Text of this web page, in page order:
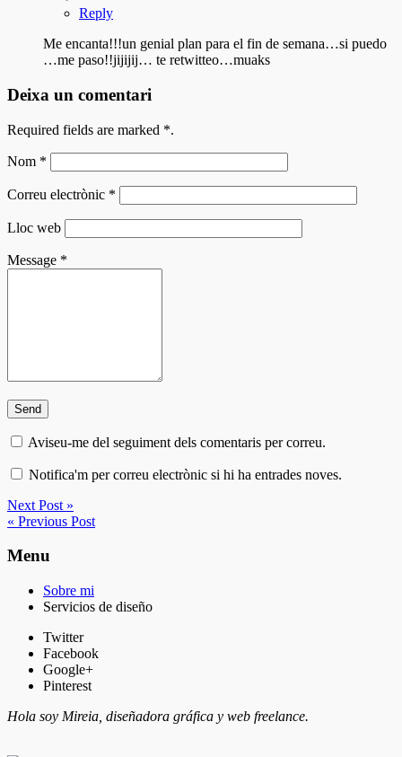
Reply
Me encanta!!!un genial plan para el fin de semana…si puedo
…me paso!!jijijij… te retwitteo…muaks
Deixa un comentari
Required fields are marked *.
Nom *
Correu electrònic *
Lloc web
Message *
Aviseu-me del seguiment dels comentaris per correu.
Notifica'm per correu electrònic si hi ha entrades noves.
Next Post »
« Previous Post
Menu
Sobre mi
Servicios de diseño
Twitter
Facebook
Google+
Pinterest
Hola soy Mireia, diseñadora gráfica y web freelance.